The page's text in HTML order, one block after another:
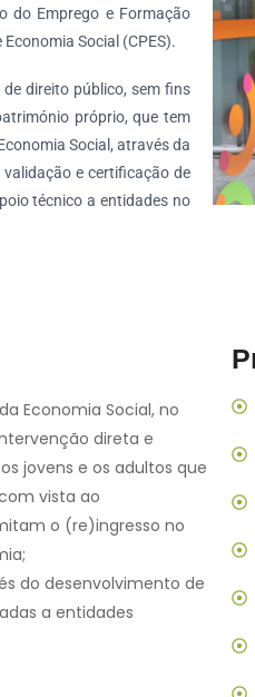
do Emprego e Formação
Social (CPES).
direito público, sem fins
próprio, que tem
Social, através da
e certificação de
técnico a entidades no
Economia Social, no
direta e
jovens e os adultos que
vista ao
o (re)ingresso no
do desenvolvimento de
a entidades